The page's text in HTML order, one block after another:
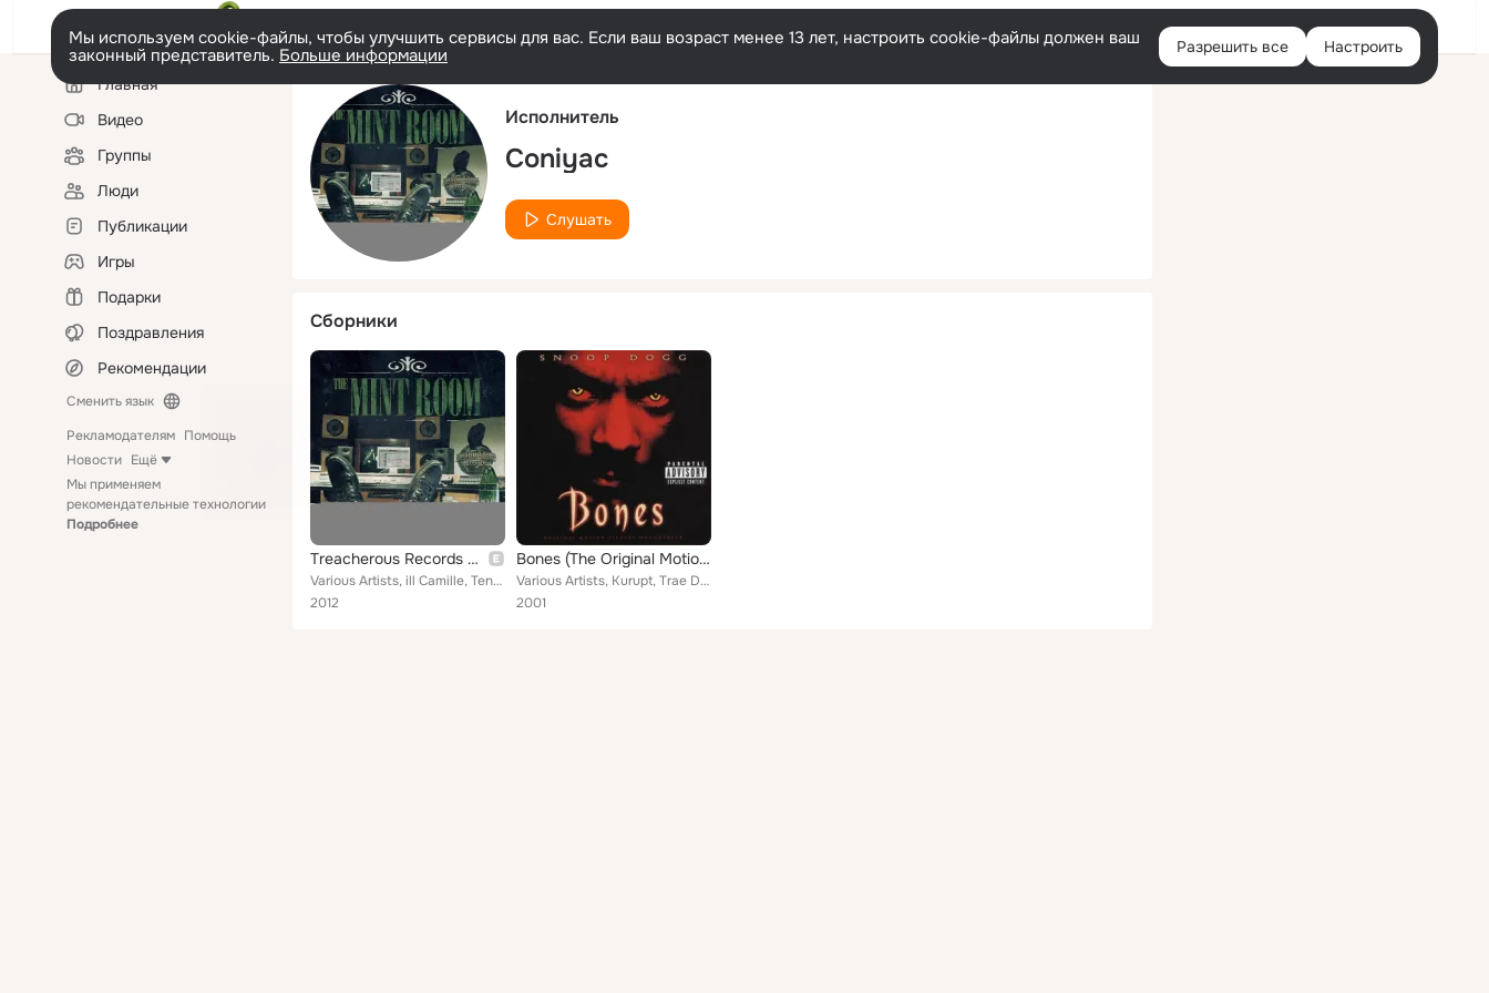
Русский Войти
Мы используем cookie-файлы, чтобы улучшить сервисы для вас. Если ваш возраст менее 13 лет, настроить cookie-файлы должен ваш
законный представитель. Больше информации Разрешить все Настроить
Левая
колонкаГлавная
Видео
Группы
Люди
Публикации
Игры
Подарки
Поздравления
Рекомендации
Сменить язык
Рекламодателям Помощь
Новости Ещё
Мы применяем
рекомендательные технологии
Подробнее
Исполнитель
Coniyac
Слушать
Сборники
Treacherous Records Presents: The Mint Room
Various Artists, ill Camille, Tena Jones, K-Young, Dice Deniro, Niqle Nut, One-2, Karelezz, Horseshoe Gang, Kenny Siegel, Dnez, ...
2012
Bones (The Original Motion Picture Soundtrack)
Various Artists, Kurupt, Trae D, C.P.O., MC Ren, Lost Angels, Fred Wreck, Soopa Fly, Cypress Hill, D-12, LaToya Williams feat. C...
2001